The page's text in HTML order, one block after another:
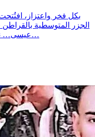
بكل فخر واعتزاز،
الجزر المتوسطية
عيسى… نفحات من التراث الروحي بقرقنة"، في…